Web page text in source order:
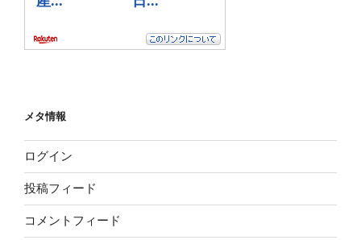
メタ情報
ログイン
投稿フィード
コメントフィード